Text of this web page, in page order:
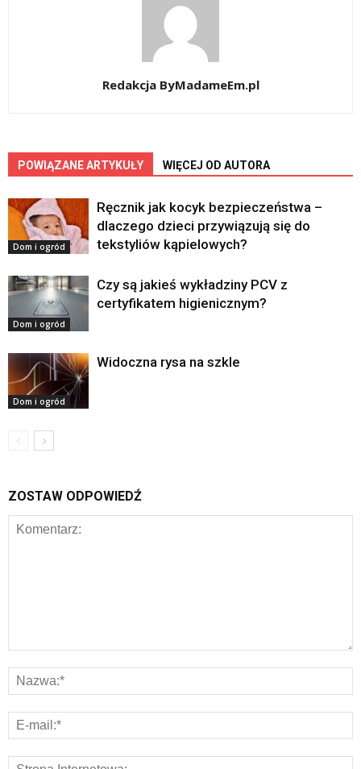
Redakcja ByMadameEm.pl
POWIĄZANE ARTYKUŁY WIĘCEJ OD AUTORA
Dom i ogród
Ręcznik jak kocyk bezpieczeństwa –
dlaczego dzieci przywiązują się do
tekstyliów kąpielowych?
Dom i ogród
Czy są jakieś wykładziny PCV z
certyfikatem higienicznym?
Dom i ogród
Widoczna rysa na szkle
ZOSTAW ODPOWIEDŹ